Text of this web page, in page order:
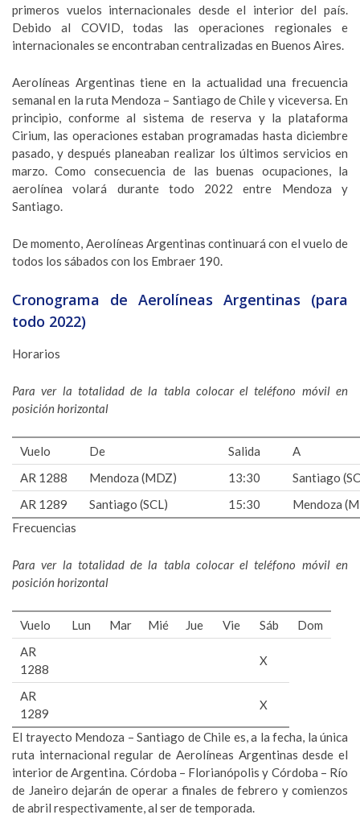
primeros vuelos internacionales desde el interior del país.
Debido al COVID, todas las operaciones regionales e
internacionales se encontraban centralizadas en Buenos Aires.
Aerolíneas Argentinas tiene en la actualidad una frecuencia
semanal en la ruta Mendoza – Santiago de Chile y viceversa. En
principio, conforme al sistema de reserva y la plataforma
Cirium, las operaciones estaban programadas hasta diciembre
pasado, y después planeaban realizar los últimos servicios en
marzo. Como consecuencia de las buenas ocupaciones, la
aerolínea volará durante todo 2022 entre Mendoza y
Santiago.
De momento, Aerolíneas Argentinas continuará con el vuelo de
todos los sábados con los Embraer 190.
Cronograma de Aerolíneas Argentinas (para
todo 2022)
Horarios
Para ver la totalidad de la tabla colocar el teléfono móvil en
posición horizontal
Vuelo De Salida
A
AR 1288
Mendoza (MDZ) 13:30
Santiago
AR 1289
Santiago (SCL) 15:30
Mendoza
Frecuencias
Para ver la totalidad de la tabla colocar el teléfono móvil en
posición horizontal
Vuelo Lun Mar Mié Jue Vie Sáb
Dom
AR
1288
X
AR
1289
X
El trayecto Mendoza – Santiago de Chile es, a la fecha, la única
ruta internacional regular de Aerolíneas Argentinas desde el
interior de Argentina. Córdoba – Florianópolis y Córdoba – Río
de Janeiro dejarán de operar a finales de febrero y comienzos
de abril respectivamente, al ser de temporada.